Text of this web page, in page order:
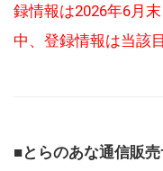
録情報は2026年6月
中、登録情報は当該
■とらのあな通信販